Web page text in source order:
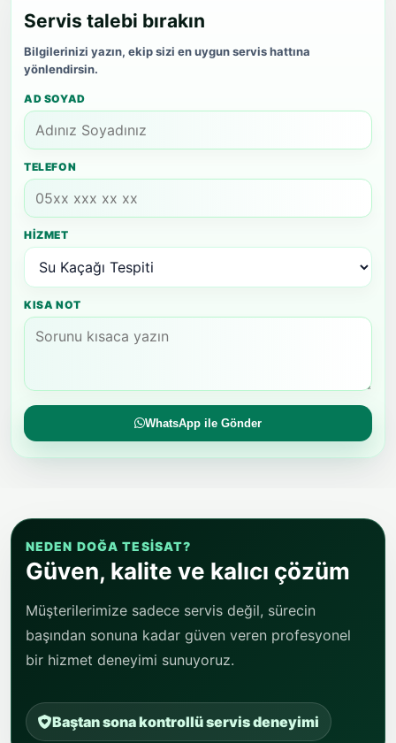
Servis talebi bırakın
Bilgilerinizi yazın, ekip sizi en uygun servis hattına
yönlendirsin.
AD SOYAD
TELEFON
HIZMET
KISA NOT
WhatsApp ile Gönder
NEDEN DOĞA TESISAT?
Güven, kalite ve kalıcı çözüm
Müşterilerimize sadece servis değil, sürecin
başından sonuna kadar güven veren profesyonel
bir hizmet deneyimi sunuyoruz.
Baştan sona kontrollü servis deneyimi